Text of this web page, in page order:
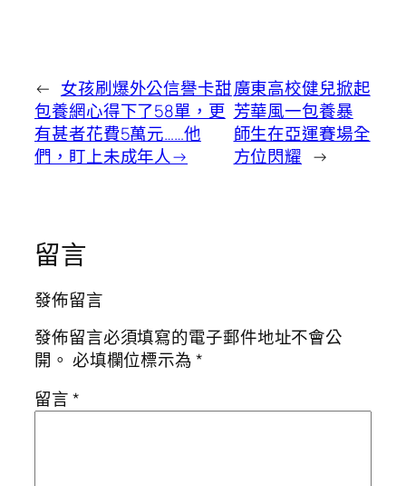
← 女孩刷爆外公信譽卡甜
包養網心得下了58單，更
有甚者花費5萬元……他
們，盯上未成年人→
廣東高校健兒掀起
芳華風一包養暴
師生在亞運賽場全
方位閃耀 →
留言
發佈留言
發佈留言必須填寫的電子郵件地址不會公
開。 必填欄位標示為*
留言*